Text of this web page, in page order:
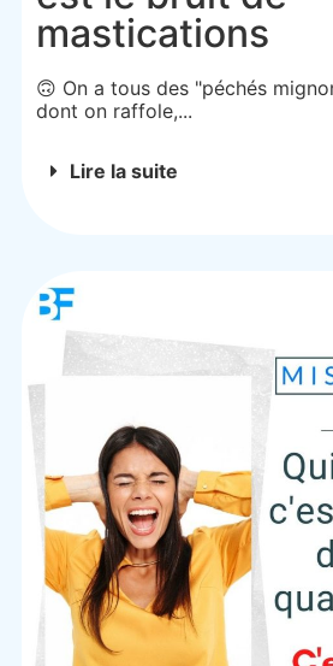
mastications
🙃 On a tous des "péchés
dont on raffole,...
Lire la suite